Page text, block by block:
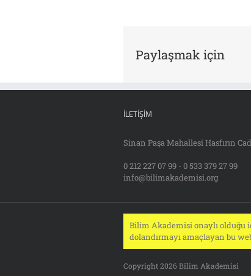
Paylaşmak için
İLETIŞIM
Sinan Paşa Mahallesi Hasfırın
0 212 227 07 99 - 0 533 379 27 99
info@bilimakademisi.org
Bilim Akademisi onaylı olduğu
dolandırmayı amaçlayan bu
Copyright 2026 Bilim Akademisi